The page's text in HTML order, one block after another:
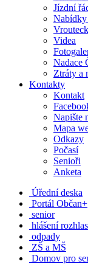
Jízdní
Nabídky
Videa
Nadace
Ztráty a
Kontakty
Kontakt
Napište
Mapa
Odkazy
Počasí
Senioři
Anketa
Úřední deska
Portál Občan+
senior
hlášení
odpady
ZŠ a MŠ
Domov pro